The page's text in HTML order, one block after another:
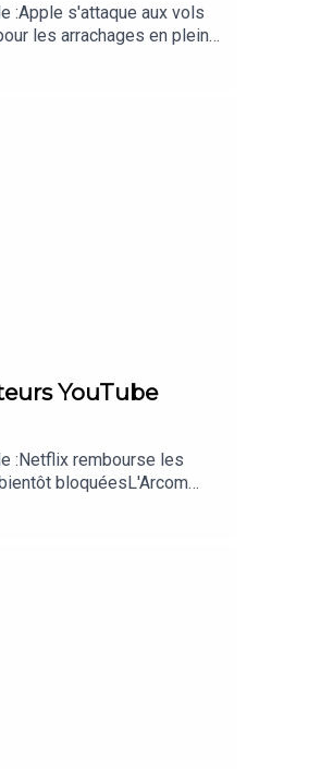
:Apple s'attaque aux vols
les arrachages en pleine
face à l'IA de
leurs recherches
par IA et entend bien la
aucun épisode !
YouTube
:Netflix rembourse les
bloquéesL'Arcom
compromisCyberattaque
toute